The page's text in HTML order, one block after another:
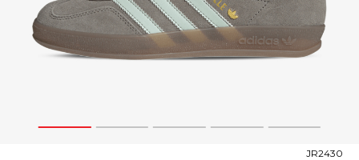
1 2 3 4 5
JR2430